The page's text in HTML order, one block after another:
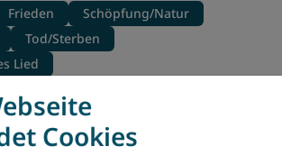
Frieden
Schöpfung/Natur
Tod/Sterben
Lied
mich angerührt
Gesangbuch
Cookies